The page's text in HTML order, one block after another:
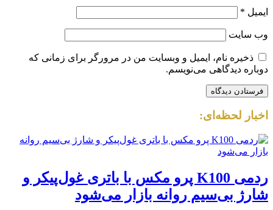
ایمیل *
وب‌ سایت
ذخیره نام، ایمیل و وبسایت من در مرورگر برای زمانی که
دوباره دیدگاهی می‌نویسم.
اخبار لحظه‌ای:
ردمی K100 پرو مکس با باتری غول‌پیکر و
شارژ بی‌سیم روانه بازار می‌شود